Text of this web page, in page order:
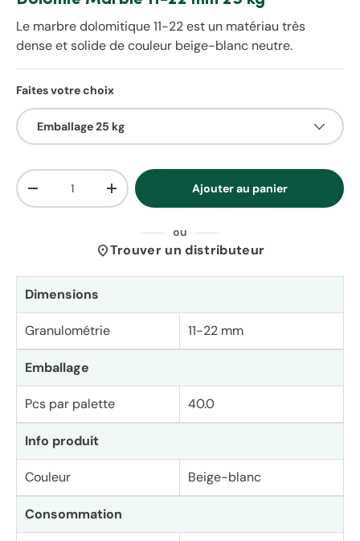
Le marbre dolomitique 11-22 est un matériau très
dense et solide de couleur beige-blanc neutre.
Faites votre choix
Emballage 25 kg
Qté
Diminuer la quantitéAugmenter la quantitéAjouter au panier
ou
location_onTrouver un distributeur
Dimensions
Granulométrie 11-22 mm
Emballage
Pcs par palette 40.0
Info produit
Couleur Beige-blanc
Consommation